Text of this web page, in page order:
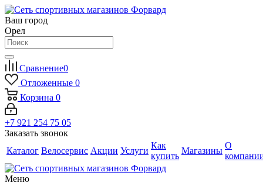
Ваш город
Орел
Сравнение0
Отложенные 0
Корзина 0
+7 921 254 75 05
Заказать звонок
Каталог Велосервис Акции Услуги
Как
купить
Магазины
О
Меню